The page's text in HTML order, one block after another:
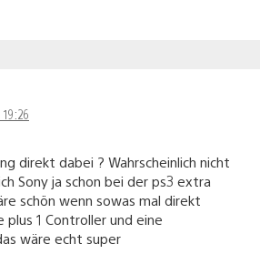
direkt dabei ? Wahrscheinlich nicht
Sony ja schon bei der ps3 extra
schön wenn sowas mal direkt
plus 1 Controller und eine
wäre echt super